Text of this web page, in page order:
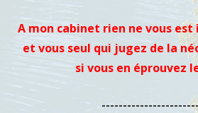
A mon cabinet rien ne vous est
et vous seul qui jugez de la
si vous en éprouvez